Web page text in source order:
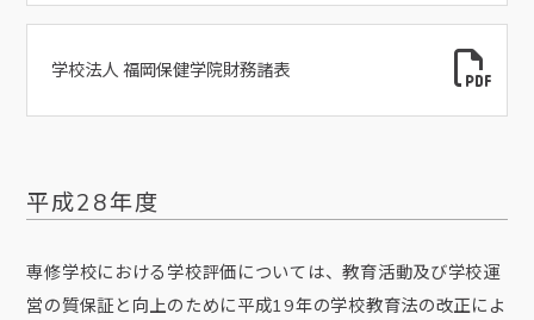
学校法人 福岡保健学院財務諸表
平成28年度
専修学校における学校評価については、教育活動及び学校運
営の質保証と向上のために平成19年の学校教育法の改正によ